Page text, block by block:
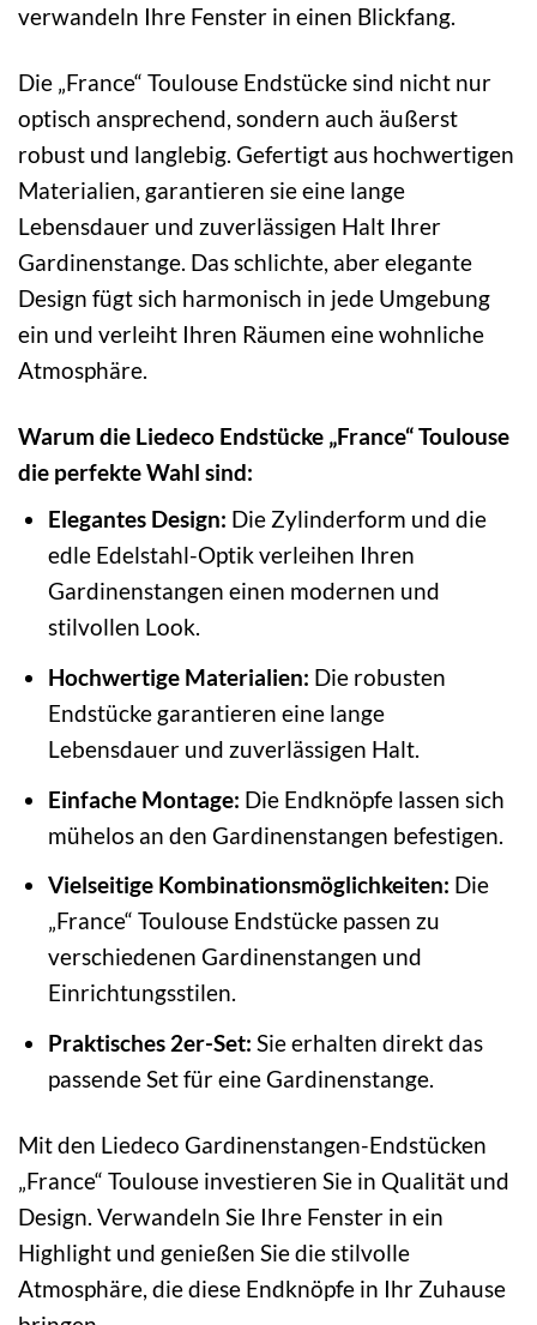
verwandeln Ihre Fenster in einen Blickfang.
Die „France“ Toulouse Endstücke sind nicht nur
optisch ansprechend, sondern auch äußerst
robust und langlebig. Gefertigt aus hochwertigen
Materialien, garantieren sie eine lange
Lebensdauer und zuverlässigen Halt Ihrer
Gardinenstange. Das schlichte, aber elegante
Design fügt sich harmonisch in jede Umgebung
ein und verleiht Ihren Räumen eine wohnliche
Atmosphäre.
Warum die Liedeco Endstücke „France“ Toulouse
die perfekte Wahl sind:
Elegantes Design: Die Zylinderform und die
edle Edelstahl-Optik verleihen Ihren
Gardinenstangen einen modernen und
stilvollen Look.
Hochwertige Materialien: Die robusten
Endstücke garantieren eine lange
Lebensdauer und zuverlässigen Halt.
Einfache Montage: Die Endknöpfe lassen sich
mühelos an den Gardinenstangen befestigen.
Vielseitige Kombinationsmöglichkeiten: Die
„France“ Toulouse Endstücke passen zu
verschiedenen Gardinenstangen und
Einrichtungsstilen.
Praktisches 2er-Set: Sie erhalten direkt das
passende Set für eine Gardinenstange.
Mit den Liedeco Gardinenstangen-Endstücken
„France“ Toulouse investieren Sie in Qualität und
Design. Verwandeln Sie Ihre Fenster in ein
Highlight und genießen Sie die stilvolle
Atmosphäre, die diese Endknöpfe in Ihr Zuhause